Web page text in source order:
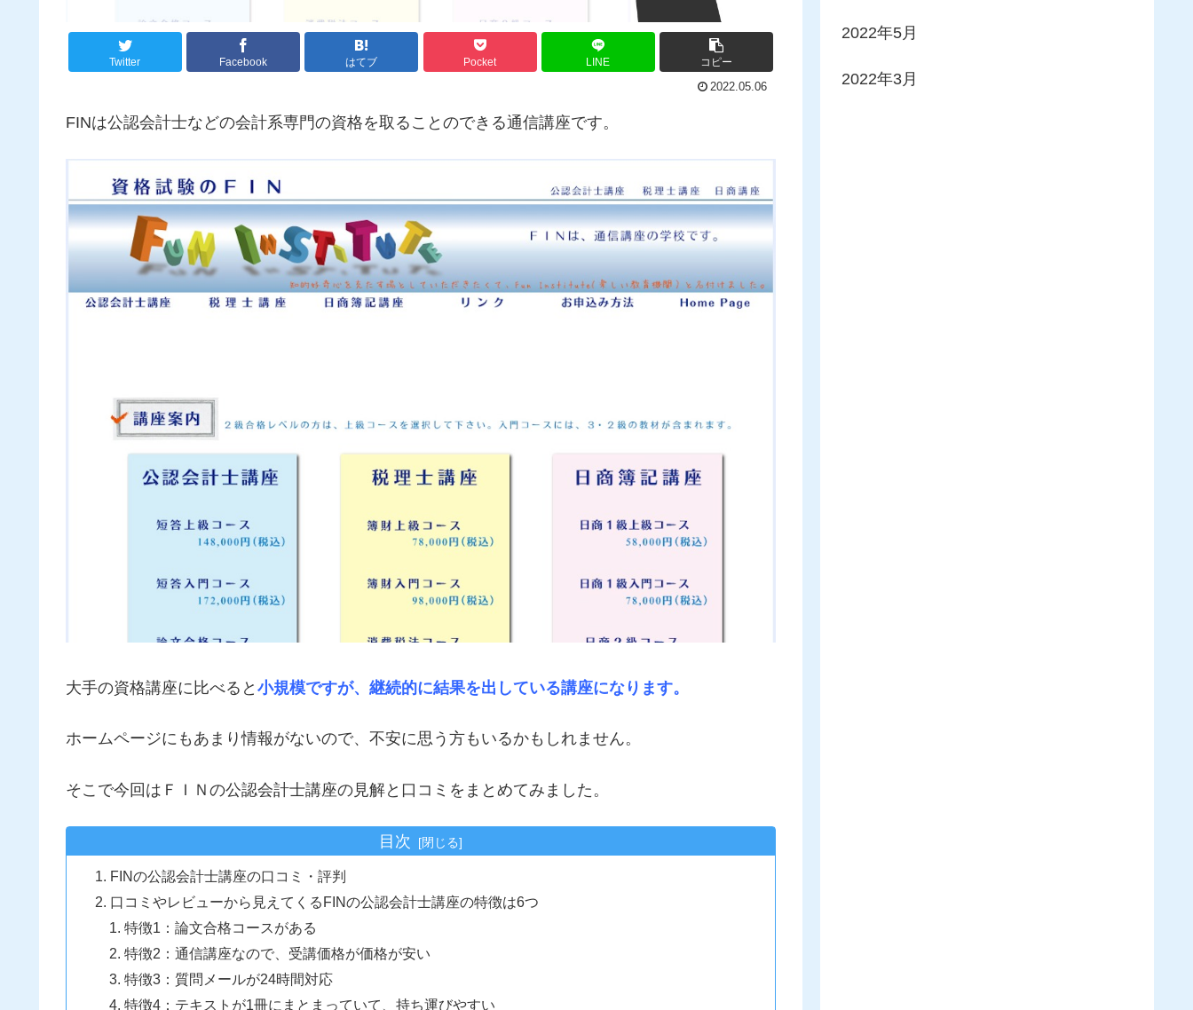
Twitter Facebook はてブ Pocket LINE コピー
2022.05.06
FINは公認会計士などの会計系専門の資格を取ることのできる通信講座です。
大手の資格講座に比べると 小規模ですが、継続的に結果を出している講座になります。
ホームページにもあまり情報がないので、不安に思う方もいるかもしれません。
そこで今回はＦＩＮの公認会計士講座の見解と口コミをまとめてみました。
目次
FINの公認会計士講座の口コミ・評判
口コミやレビューから見えてくるFINの公認会計士講座の特徴は6つ
特徴1：論文合格コースがある
特徴2：通信講座なので、受講価格が価格が安い
特徴3：質問メールが24時間対応
特徴4：テキストが1冊にまとまっていて、持ち運びやすい
2022年5月
2022年3月